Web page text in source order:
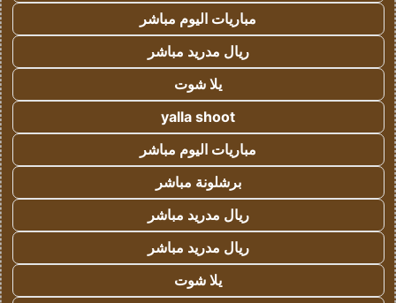
مباريات اليوم مباشر
ريال مدريد مباشر
يلا شوت
yalla shoot
مباريات اليوم مباشر
برشلونة مباشر
ريال مدريد مباشر
ريال مدريد مباشر
يلا شوت